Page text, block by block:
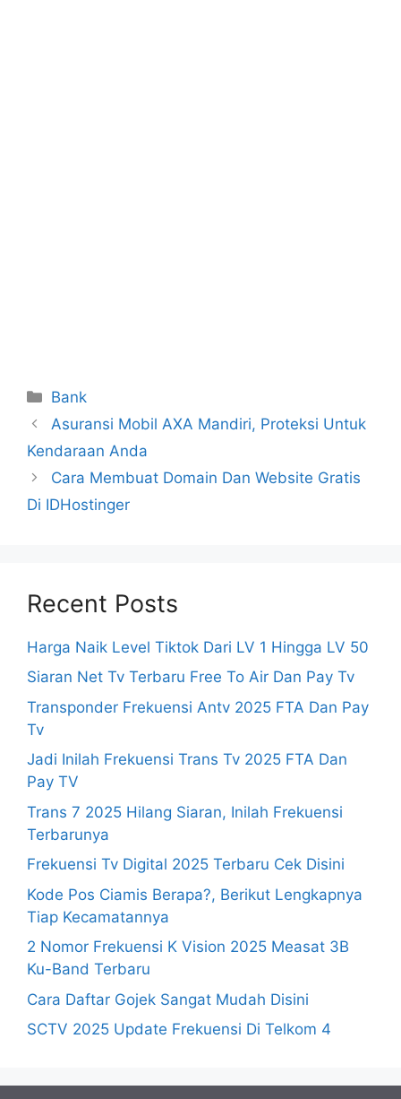
Categories
Bank
Asuransi Mobil AXA Mandiri, Proteksi Untuk
Kendaraan Anda
Cara Membuat Domain Dan Website Gratis
Di IDHostinger
Recent Posts
Harga Naik Level Tiktok Dari LV 1 Hingga LV 50
Siaran Net Tv Terbaru Free To Air Dan Pay Tv
Transponder Frekuensi Antv 2025 FTA Dan Pay
Tv
Jadi Inilah Frekuensi Trans Tv 2025 FTA Dan
Pay TV
Trans 7 2025 Hilang Siaran, Inilah Frekuensi
Terbarunya
Frekuensi Tv Digital 2025 Terbaru Cek Disini
Kode Pos Ciamis Berapa?, Berikut Lengkapnya
Tiap Kecamatannya
2 Nomor Frekuensi K Vision 2025 Measat 3B
Ku-Band Terbaru
Cara Daftar Gojek Sangat Mudah Disini
SCTV 2025 Update Frekuensi Di Telkom 4